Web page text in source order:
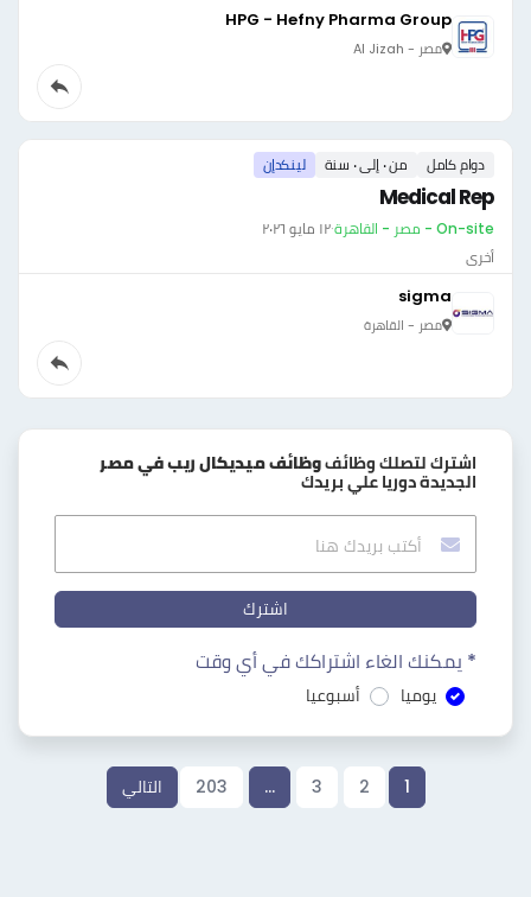
HPG - Hefny Pharma Group
مصر - Al Jizah
دوام كامل من ٠ إلى ٠ سنة لينكدإن
Medical Rep
On-site - مصر - القاهرة ·١٢ مايو ٢٠٢٦
أخرى
sigma
مصر - القاهرة
اشترك لتصلك وظائفوظائف ميديكال ريب في مصر
الجديدة دوريا علي بريدك
اشترك
* يمكنك الغاء اشتراكك في أي وقت
يوميا أسبوعيا
1
2
3
…
203 التالي